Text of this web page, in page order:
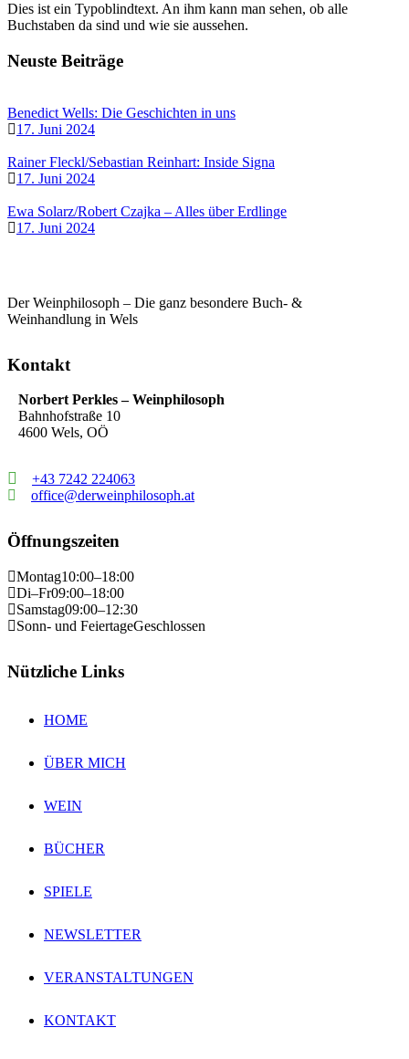
Dies ist ein Typoblindtext. An ihm kann man sehen, ob alle
Buchstaben da sind und wie sie aussehen.
Neuste Beiträge
Benedict Wells: Die Geschichten in uns
17. Juni 2024
Rainer Fleckl/Sebastian Reinhart: Inside Signa
17. Juni 2024
Ewa Solarz/Robert Czajka – Alles über Erdlinge
17. Juni 2024
Der Weinphilosoph – Die ganz besondere Buch- &
Weinhandlung in Wels
Kontakt
Norbert Perkles – Weinphilosoph
Bahnhofstraße 10
4600 Wels, OÖ
+43 7242 224063
office@derweinphilosoph.at
Öffnungszeiten
Montag10:00–18:00
Di–Fr09:00–18:00
Samstag09:00–12:30
Sonn- und FeiertageGeschlossen
Nützliche Links
HOME
ÜBER MICH
WEIN
BÜCHER
SPIELE
NEWSLETTER
VERANSTALTUNGEN
KONTAKT